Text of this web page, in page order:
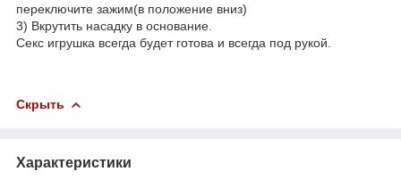
переключите зажим(в положение вниз)
3) Вкрутить насадку в основание.
Секс игрушка всегда будет готова и всегда под рукой.
Скрыть
Характеристики